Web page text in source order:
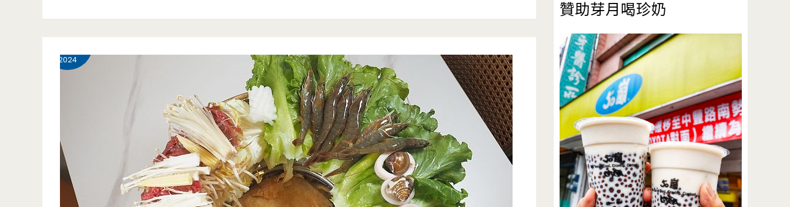
德
蒂
巴
2024
贊助芽月喝珍奶